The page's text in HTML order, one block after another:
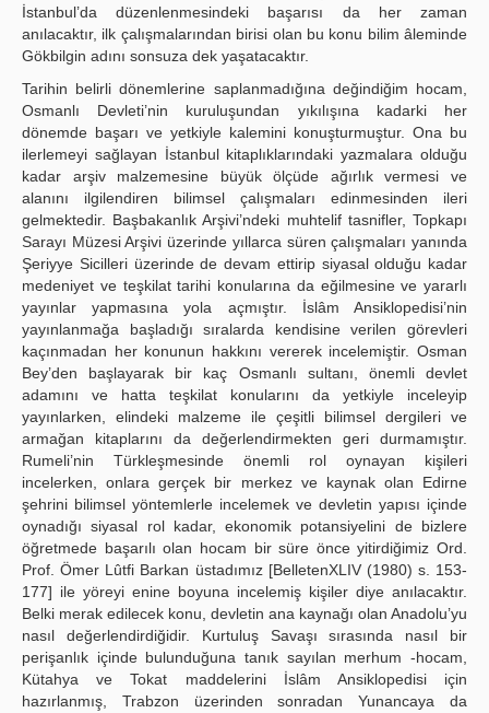
İstanbul’da düzenlenmesindeki başarısı da her zaman
anılacaktır, ilk çalışmalarından birisi olan bu konu bilim âleminde
Gökbilgin adını sonsuza dek yaşatacaktır.
Tarihin belirli dönemlerine saplanmadığına değindiğim hocam,
Osmanlı Devleti’nin kuruluşundan yıkılışına kadarki her
dönemde başarı ve yetkiyle kalemini konuşturmuştur. Ona bu
ilerlemeyi sağlayan İstanbul kitaplıklarındaki yazmalara olduğu
kadar arşiv malzemesine büyük ölçüde ağırlık vermesi ve
alanını ilgilendiren bilimsel çalışmaları edinmesinden ileri
gelmektedir. Başbakanlık Arşivi’ndeki muhtelif tasnifler, Topkapı
Sarayı Müzesi Arşivi üzerinde yıllarca süren çalışmaları yanında
Şeriyye Sicilleri üzerinde de devam ettirip siyasal olduğu kadar
medeniyet ve teşkilat tarihi konularına da eğilmesine ve yararlı
yayınlar yapmasına yola açmıştır. İslâm Ansiklopedisi’nin
yayınlanmağa başladığı sıralarda kendisine verilen görevleri
kaçınmadan her konunun hakkını vererek incelemiştir. Osman
Bey’den başlayarak bir kaç Osmanlı sultanı, önemli devlet
adamını ve hatta teşkilat konularını da yetkiyle inceleyip
yayınlarken, elindeki malzeme ile çeşitli bilimsel dergileri ve
armağan kitaplarını da değerlendirmekten geri durmamıştır.
Rumeli’nin Türkleşmesinde önemli rol oynayan kişileri
incelerken, onlara gerçek bir merkez ve kaynak olan Edirne
şehrini bilimsel yöntemlerle incelemek ve devletin yapısı içinde
oynadığı siyasal rol kadar, ekonomik potansiyelini de bizlere
öğretmede başarılı olan hocam bir süre önce yitirdiğimiz Ord.
Prof. Ömer Lûtfi Barkan üstadımız [BelletenXLIV (1980) s. 153-
177] ile yöreyi enine boyuna incelemiş kişiler diye anılacaktır.
Belki merak edilecek konu, devletin ana kaynağı olan Anadolu’yu
nasıl değerlendirdiğidir. Kurtuluş Savaşı sırasında nasıl bir
perişanlık içinde bulunduğuna tanık sayılan merhum -hocam,
Kütahya ve Tokat maddelerini İslâm Ansiklopedisi için
hazırlanmış, Trabzon üzerinden sonradan Yunancaya da